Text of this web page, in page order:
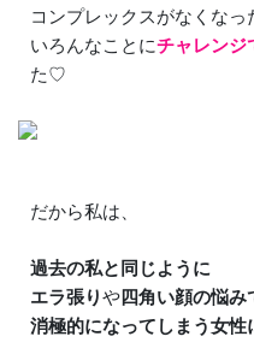
コンプレックスがなくなっ
いろんなことにチャレンジ
た♡
だから私は、
過去の私と同じように
エラ張りや四角い顔の悩み
消極的になってしまう女性